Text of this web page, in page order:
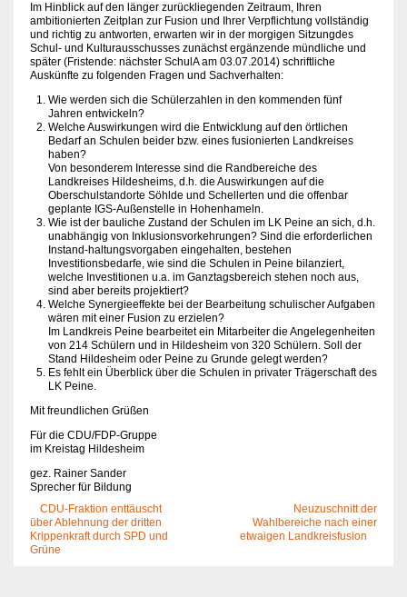
Im Hinblick auf den länger zurückliegenden Zeitraum, Ihren
ambitionierten Zeitplan zur Fusion und Ihrer Verpflichtung vollständig
und richtig zu antworten, erwarten wir in der morgigen Sitzungdes
Schul- und Kulturausschusses zunächst ergänzende mündliche und
später (Fristende: nächster SchulA am 03.07.2014) schriftliche
Auskünfte zu folgenden Fragen und Sachverhalten:
Wie werden sich die Schülerzahlen in den kommenden fünf
Jahren entwickeln?
Welche Auswirkungen wird die Entwicklung auf den örtlichen
Bedarf an Schulen beider bzw. eines fusionierten Landkreises
haben?
Von besonderem Interesse sind die Randbereiche des
Landkreises Hildesheims, d.h. die Auswirkungen auf die
Oberschulstandorte Söhlde und Schellerten und die offenbar
geplante IGS-Außenstelle in Hohenhameln.
Wie ist der bauliche Zustand der Schulen im LK Peine an sich, d.h.
unabhängig von Inklusionsvorkehrungen? Sind die erforderlichen
Instand-haltungsvorgaben eingehalten, bestehen
Investitionsbedarfe, wie sind die Schulen in Peine bilanziert,
welche Investitionen u.a. im Ganztagsbereich stehen noch aus,
sind aber bereits projektiert?
Welche Synergieeffekte bei der Bearbeitung schulischer Aufgaben
wären mit einer Fusion zu erzielen?
Im Landkreis Peine bearbeitet ein Mitarbeiter die Angelegenheiten
von 214 Schülern und in Hildesheim von 320 Schülern. Soll der
Stand Hildesheim oder Peine zu Grunde gelegt werden?
Es fehlt ein Überblick über die Schulen in privater Trägerschaft des
LK Peine.
Mit freundlichen Grüßen
Für die CDU/FDP-Gruppe
im Kreistag Hildesheim
gez. Rainer Sander
Sprecher für Bildung
CDU-Fraktion enttäuscht
über Ablehnung der dritten
Krippenkraft durch SPD und
Grüne
Neuzuschnitt der
Wahlbereiche nach einer
etwaigen Landkreisfusion